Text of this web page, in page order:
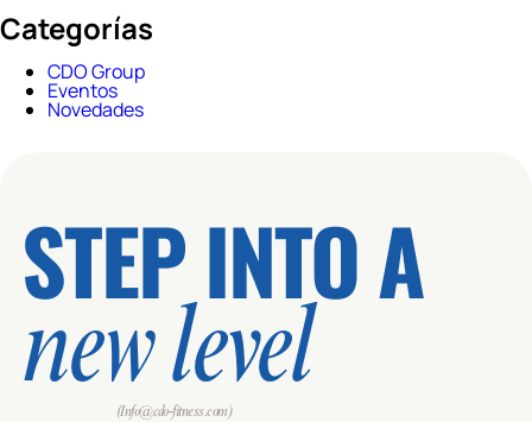
Categorías
CDO Group
Eventos
Novedades
STEP INTO A
new level
(Info@cdo-fitness.com)